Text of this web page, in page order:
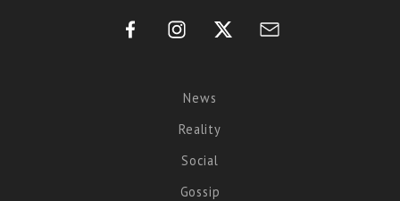
News
Reality
Social
Gossip